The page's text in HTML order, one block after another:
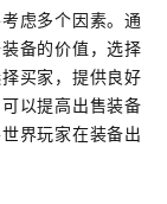
虑多个因素。通
备的价值，选择
买家，提供良好
以提高出售装备
界玩家在装备出